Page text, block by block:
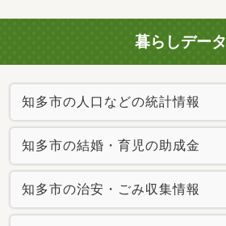
暮らしデータ
知多市の人口などの統計情報
知多市の結婚・育児の助成金
知多市の治安・ごみ収集情報